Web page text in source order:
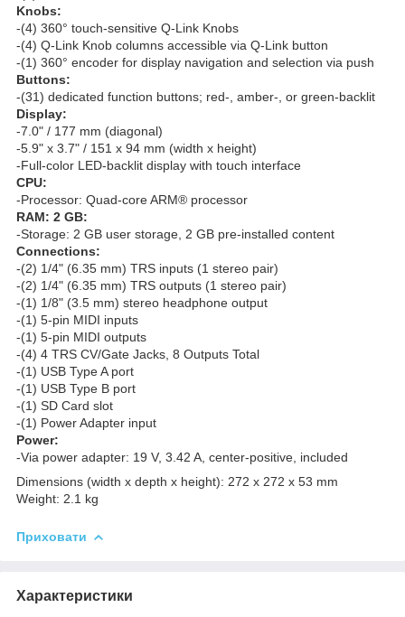
Knobs:
-(4) 360° touch-sensitive Q-Link Knobs
-(4) Q-Link Knob columns accessible via Q-Link button
-(1) 360° encoder for display navigation and selection via push
Buttons:
-(31) dedicated function buttons; red-, amber-, or green-backlit
Display:
-7.0" / 177 mm (diagonal)
-5.9" x 3.7" / 151 x 94 mm (width x height)
-Full-color LED-backlit display with touch interface
CPU:
-Processor: Quad-core ARM® processor
RAM: 2 GB:
-Storage: 2 GB user storage, 2 GB pre-installed content
Connections:
-(2) 1/4" (6.35 mm) TRS inputs (1 stereo pair)
-(2) 1/4" (6.35 mm) TRS outputs (1 stereo pair)
-(1) 1/8" (3.5 mm) stereo headphone output
-(1) 5-pin MIDI inputs
-(1) 5-pin MIDI outputs
-(4) 4 TRS CV/Gate Jacks, 8 Outputs Total
-(1) USB Type A port
-(1) USB Type B port
-(1) SD Card slot
-(1) Power Adapter input
Power:
-Via power adapter: 19 V, 3.42 A, center-positive, included
Dimensions (width x depth x height): 272 x 272 x 53 mm
Weight: 2.1 kg
Приховати
Характеристики